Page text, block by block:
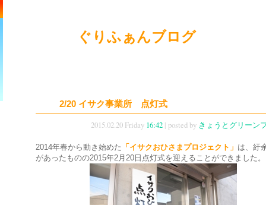
ぐりふぁんブログ
2/20 イサク事業所 点灯式
2015.02.20 Friday 16:42 | posted by きょうとグリーン
2014年春から動き始めた 「イサクおひさまプロジェクト」 は、紆
があったものの2015年2月20日点灯式を迎えることができました。